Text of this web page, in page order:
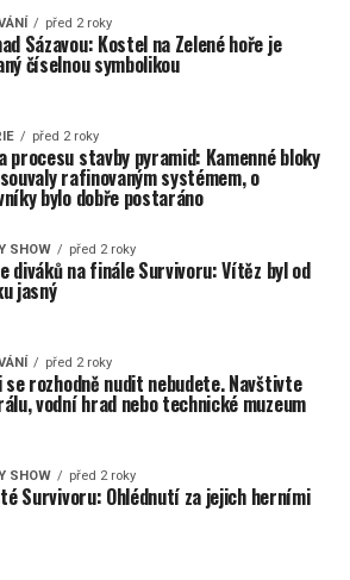
před 2 roky
Sázavou: Kostel na Zelené hoře je
číselnou symbolikou
před 2 roky
procesu stavby pyramid: Kamenné bloky
rafinovaným systémem, o
bylo dobře postaráno
SHOW před 2 roky
diváků na finále Survivoru: Vítěz byl od
jasný
před 2 roky
se rozhodně nudit nebudete. Navštivte
vodní hrad nebo technické muzeum
SHOW před 2 roky
Survivoru: Ohlédnutí za jejich herními